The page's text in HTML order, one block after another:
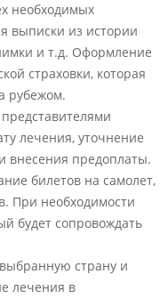
необходимых
выписки из истории
и т.д. Оформление
страховки, которая
рубежом.
лечения, уточнение
внесения предоплаты.
билетов на самолет,
При необходимости
будет сопровождать
страну и
лечения в